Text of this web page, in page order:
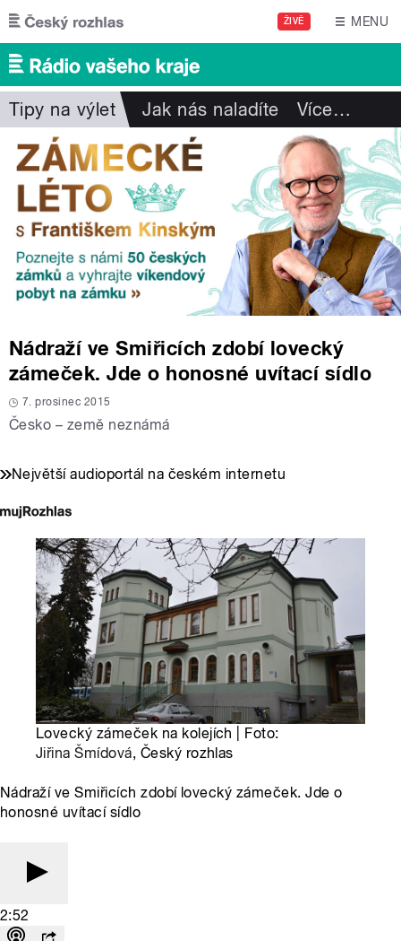
Přejít k hlavnímu obsahu
ŽIVĚ MENU
Tipy na výlet Jak nás naladíte Více…
Nádraží ve Smiřicích zdobí lovecký
zámeček. Jde o honosné uvítací sídlo
7. prosinec 2015
Česko – země neznámá
Největší audioportál na českém internetu
Lovecký zámeček na kolejích | Foto:
Jiřina Šmídová, Český rozhlas
Nádraží ve Smiřicích zdobí lovecký zámeček. Jde o
honosné uvítací sídlo
2:52